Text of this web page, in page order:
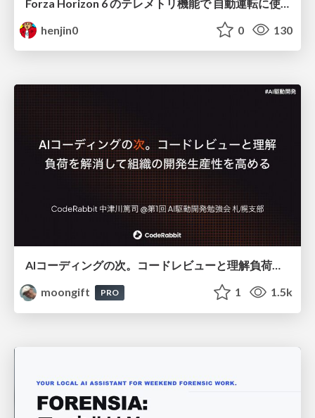
henjin0
0 130
AIコーディングの次。コードレビューと理解負荷を解消して組織の開発生産性を高める
moongift
PRO 1 1.5k